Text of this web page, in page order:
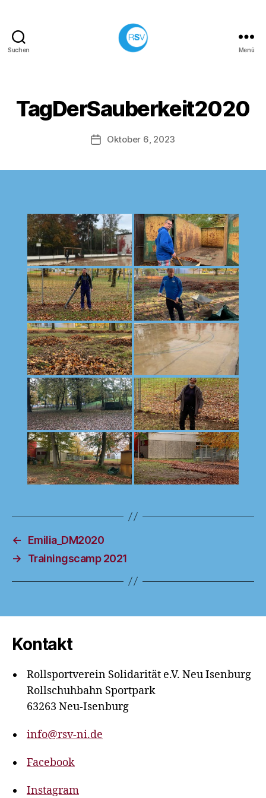
Suchen
Isenburg
Menü
TagDerSauberkeit2020
Veröffentlichungsdatum
Oktober 6, 2023
←
Emilia_DM2020
→
Trainingscamp 2021
Kontakt
Rollsportverein Solidarität e.V. Neu Isenburg
Rollschuhbahn Sportpark
63263 Neu-Isenburg
info@rsv-ni.de
Facebook
Instagram